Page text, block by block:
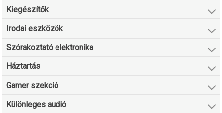
Kiegészítők
Irodai eszközök
Szórakoztató elektronika
Háztartás
Gamer szekció
Különleges audió